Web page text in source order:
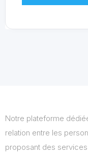
Notre plateforme
relation entre les
proposant des